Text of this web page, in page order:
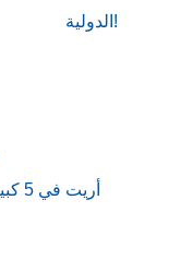
الدولية!
أريت في 5 كبيرة بناء المملكة العربية السعودية